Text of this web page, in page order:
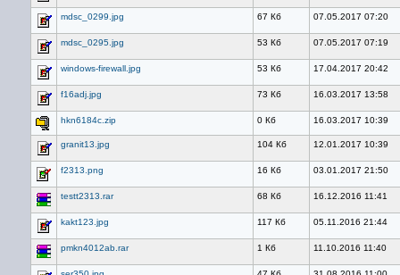
mdsc_0299.jpg 67 Кб 07.05.2017 07:20
mdsc_0295.jpg 53 Кб 07.05.2017 07:19
windows-firewall.jpg 53 Кб 17.04.2017 20:42
f16adj.jpg 73 Кб 16.03.2017 13:58
hkn6184c.zip 0 Кб 16.03.2017 10:39
granit13.jpg 104 Кб 12.01.2017 10:39
f2313.png 16 Кб 03.01.2017 21:50
testt2313.rar 68 Кб 16.12.2016 11:41
kakt123.jpg 117 Кб 05.11.2016 21:44
pmkn4012ab.rar 1 Кб 11.10.2016 11:40